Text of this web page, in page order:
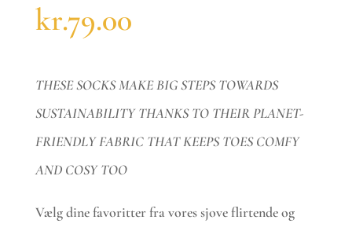
kr.79.00
THESE SOCKS MAKE BIG STEPS TOWARDS
SUSTAINABILITY THANKS TO THEIR PLANET-
FRIENDLY FABRIC THAT KEEPS TOES COMFY
AND COSY TOO
Vælg dine favoritter fra vores sjove flirtende og